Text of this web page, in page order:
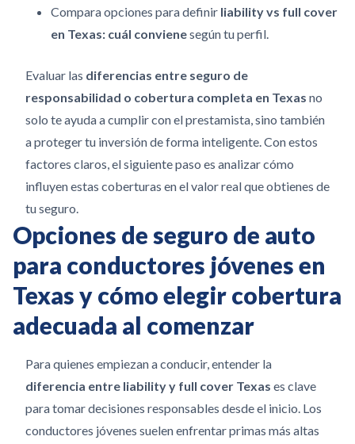
Compara opciones para definir liability vs full cover
en Texas: cuál convienesegún tu perfil.
Evaluar las diferencias entre seguro de
responsabilidad o cobertura completa en Texas no
solo te ayuda a cumplir con el prestamista, sino también
a proteger tu inversión de forma inteligente.Con estos
factores claros, el siguiente paso es analizar cómo
influyen estas coberturas en el valor real que obtienes de
tu seguro.
Opciones de seguro de auto
para conductores jóvenes en
Texas y cómo elegir cobertura
adecuada al comenzar
Para quienes empiezan a conducir, entender la
diferencia entre liability y full cover Texas es clave
para tomar decisiones responsables desde el inicio. Los
conductores jóvenes suelen enfrentar primas más altas